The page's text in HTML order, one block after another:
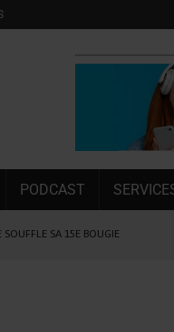
PODCAST
SOUFFLE SA 15E BOUGIE
SA CAPACITÉ DE 50 %
DE L’ÉTÉ